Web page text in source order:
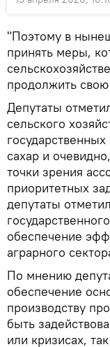
"Поэтому в
принять меры,
продолжить
Депутаты
сельского
сахар и
точки зрения
приоритетных
депутаты
обеспечение
аграрного
По мнению
обеспечение
производству
быть
или кризисах,